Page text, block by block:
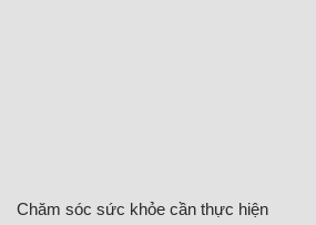
Chăm sóc sức khỏe cần thực hiện